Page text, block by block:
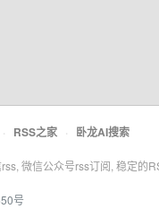
· RSS之家 · 卧龙AI搜索
微信公众号rss订阅, 稳定的
号